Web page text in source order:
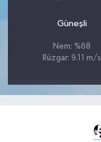
Güneşli
Nem: %68
Rüzgar: 9.11 m/s